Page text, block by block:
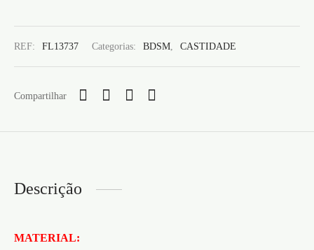
REF: FL13737 Categorias: BDSM, CASTIDADE
Compartilhar
Descrição
MATERIAL: